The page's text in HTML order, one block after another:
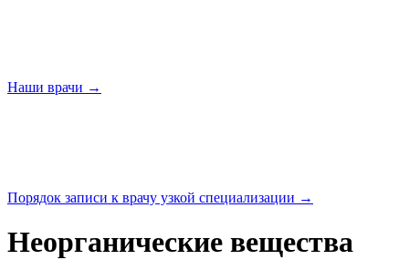
Наши врачи →
Порядок записи к врачу узкой специализации →
Неорганические вещества